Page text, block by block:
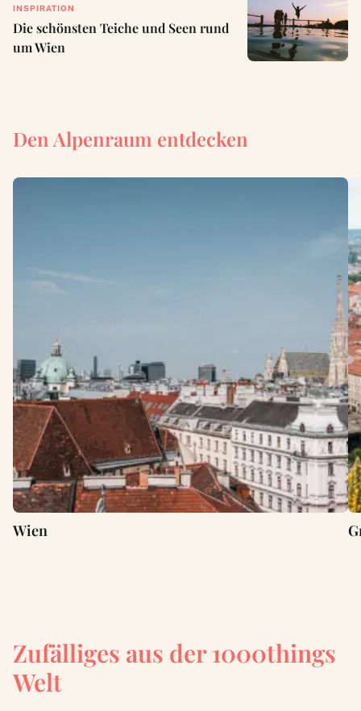
INSPIRATION
Die schönsten Teiche und Seen rund
um Wien
Den Alpenraum entdecken
Wien
Zufälliges aus der 1000things
Welt